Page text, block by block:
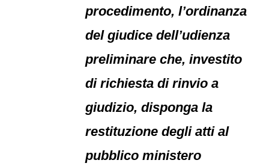
procedimento, l’ordinanza
del giudice dell’udienza
preliminare che, investito
di richiesta di rinvio a
giudizio, disponga la
restituzione degli atti al
pubblico ministero